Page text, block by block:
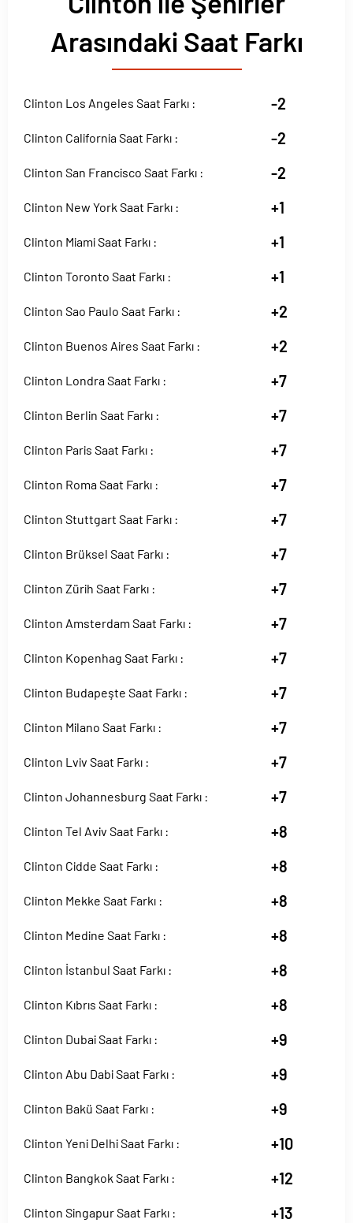
Arasındaki Saat Farkı
Clinton Los Angeles Saat Farkı : -2
Clinton California Saat Farkı : -2
Clinton San Francisco Saat Farkı : -2
Clinton New York Saat Farkı : +1
Clinton Miami Saat Farkı : +1
Clinton Toronto Saat Farkı : +1
Clinton Sao Paulo Saat Farkı : +2
Clinton Buenos Aires Saat Farkı : +2
Clinton Londra Saat Farkı : +7
Clinton Berlin Saat Farkı : +7
Clinton Paris Saat Farkı : +7
Clinton Roma Saat Farkı : +7
Clinton Stuttgart Saat Farkı : +7
Clinton Brüksel Saat Farkı : +7
Clinton Zürih Saat Farkı : +7
Clinton Amsterdam Saat Farkı : +7
Clinton Kopenhag Saat Farkı : +7
Clinton Budapeşte Saat Farkı : +7
Clinton Milano Saat Farkı : +7
Clinton Lviv Saat Farkı : +7
Clinton Johannesburg Saat Farkı : +7
Clinton Tel Aviv Saat Farkı : +8
Clinton Cidde Saat Farkı : +8
Clinton Mekke Saat Farkı : +8
Clinton Medine Saat Farkı : +8
Clinton İstanbul Saat Farkı : +8
Clinton Kıbrıs Saat Farkı : +8
Clinton Dubai Saat Farkı : +9
Clinton Abu Dabi Saat Farkı : +9
Clinton Bakü Saat Farkı : +9
Clinton Yeni Delhi Saat Farkı : +10
Clinton Bangkok Saat Farkı : +12
Clinton Singapur Saat Farkı : +13